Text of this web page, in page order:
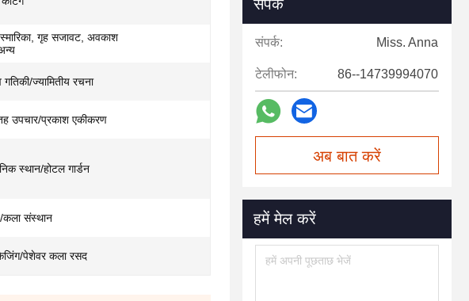
गृह सजावट, अवकाश
ज्यामितीय रचना
उपचार/प्रकाश एकीकरण
स्थान/होटल गार्डन
कला संस्थान
पेशेवर कला रसद
संपर्क
संपर्क: Miss. Anna
टेलीफोन: 86--14739994070
अब बात करें
हमें मेल करें